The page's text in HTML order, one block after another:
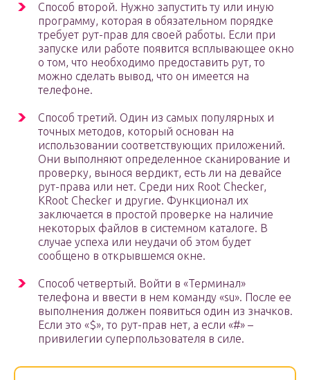
Способ второй. Нужно запустить ту или иную
программу, которая в обязательном порядке
требует рут-прав для своей работы. Если при
запуске или работе появится всплывающее окно
о том, что необходимо предоставить рут, то
можно сделать вывод, что он имеется на
телефоне.
Способ третий. Один из самых популярных и
точных методов, который основан на
использовании соответствующих приложений.
Они выполняют определенное сканирование и
проверку, вынося вердикт, есть ли на девайсе
рут-права или нет. Среди них Root Checker,
KRoot Checker и другие. Функционал их
заключается в простой проверке на наличие
некоторых файлов в системном каталоге. В
случае успеха или неудачи об этом будет
сообщено в открывшемся окне.
Способ четвертый. Войти в «Терминал»
телефона и ввести в нем команду «su». После ее
выполнения должен появиться один из значков.
Если это «$», то рут-прав нет, а если «#» –
привилегии суперпользователя в силе.